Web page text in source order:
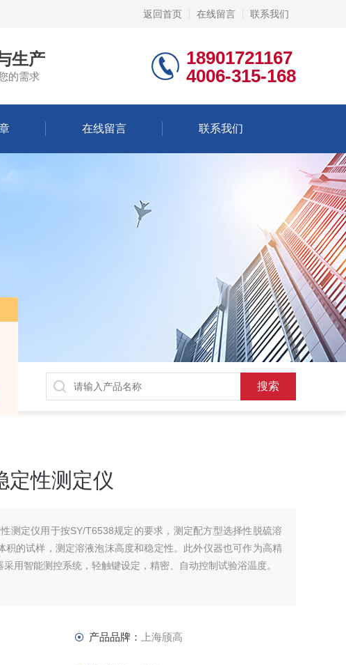
返回首页 在线留言 联系我们
生产
的需求
18901721167
4006-315-168
在线留言 联系我们
定性测定仪
测定仪用于按SY/T6538规定的要求，测定配方型选择性脱硫溶
积的试样，测定溶液泡沫高度和稳定性。此外仪器也可作为高精
用智能测控系统，轻触键设定，精密、自动控制试验浴温度。
产品品牌： 上海颀高